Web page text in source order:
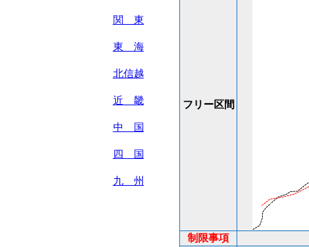
関 東
東 海
北信越
近 畿
中 国
四 国
九 州
フリー区間
制限事項